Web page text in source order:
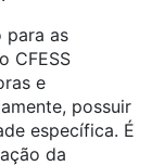
para as
CFESS
e
possuir
específica. É
da